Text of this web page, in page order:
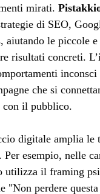
mirati.
di SEO,
aiutando le piccole
risultati concreti.
che si
con il pubblico.
digitale amplia le
Per esempio, nelle
utilizza il framing
"Non perdere